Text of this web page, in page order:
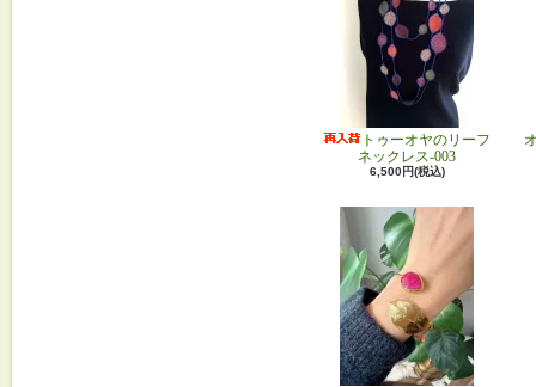
トゥーオヤのリーフ
ネックレス-003
6,500円(税込)